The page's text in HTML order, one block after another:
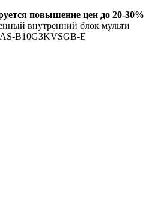
повышение цен до 20-30%
внутренний блок мульти
B10G3KVSGB-E